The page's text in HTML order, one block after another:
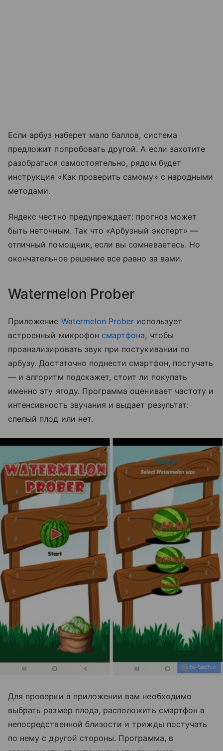
Если арбуз наберет мало баллов, система
предложит попробовать другой. А если захотите
разобраться самостоятельно, рядом будет
инструкция «Как проверить самому» с народными
методами.
Яндекс честно предупреждает: прогноз может
быть неточным. Так что «Арбузный эксперт» —
отличный помощник, если вы сомневаетесь. Но
окончательное решение все равно за вами.
Watermelon Prober
Приложение Watermelon Prober использует
встроенный микрофон смартфона, чтобы
проанализировать звук при постукивании по
арбузу. Достаточно поднести смартфон, постучать
— и алгоритм подскажет, стоит ли покупать
именно эту ягоду. Программа оценивает частоту и
интенсивность звучания и выдает результат:
спелый плод или нет.
Для проверки в приложении вам необходимо
выбрать размер плода, расположить смартфон в
непосредственной близости и трижды постучать
по нему с другой стороны. Программа, в